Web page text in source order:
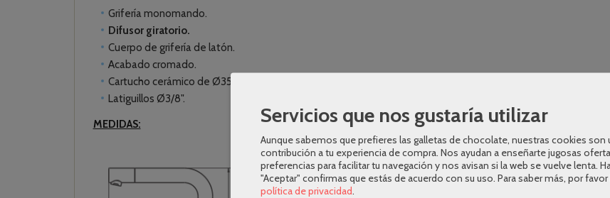
Grifería monomando.
Difusor giratorio.
Cuerpo de grifería de latón.
Acabado cromado.
Cartucho cerámico de Ø35 mm.
Latiguillos Ø3/8".
MEDIDAS:
Servicios que nos gustaría utilizar
Aunque sabemos que prefieres las galletas de chocolate, nuestras cookies
contribución a tu experiencia de compra. Nos ayudan a enseñarte jugosas
preferencias para facilitar tu navegación y nos avisan si la web se vuelve lenta.
"Aceptar" confirmas que estás de acuerdo con su uso. Para saber más, por
política de privacidad.